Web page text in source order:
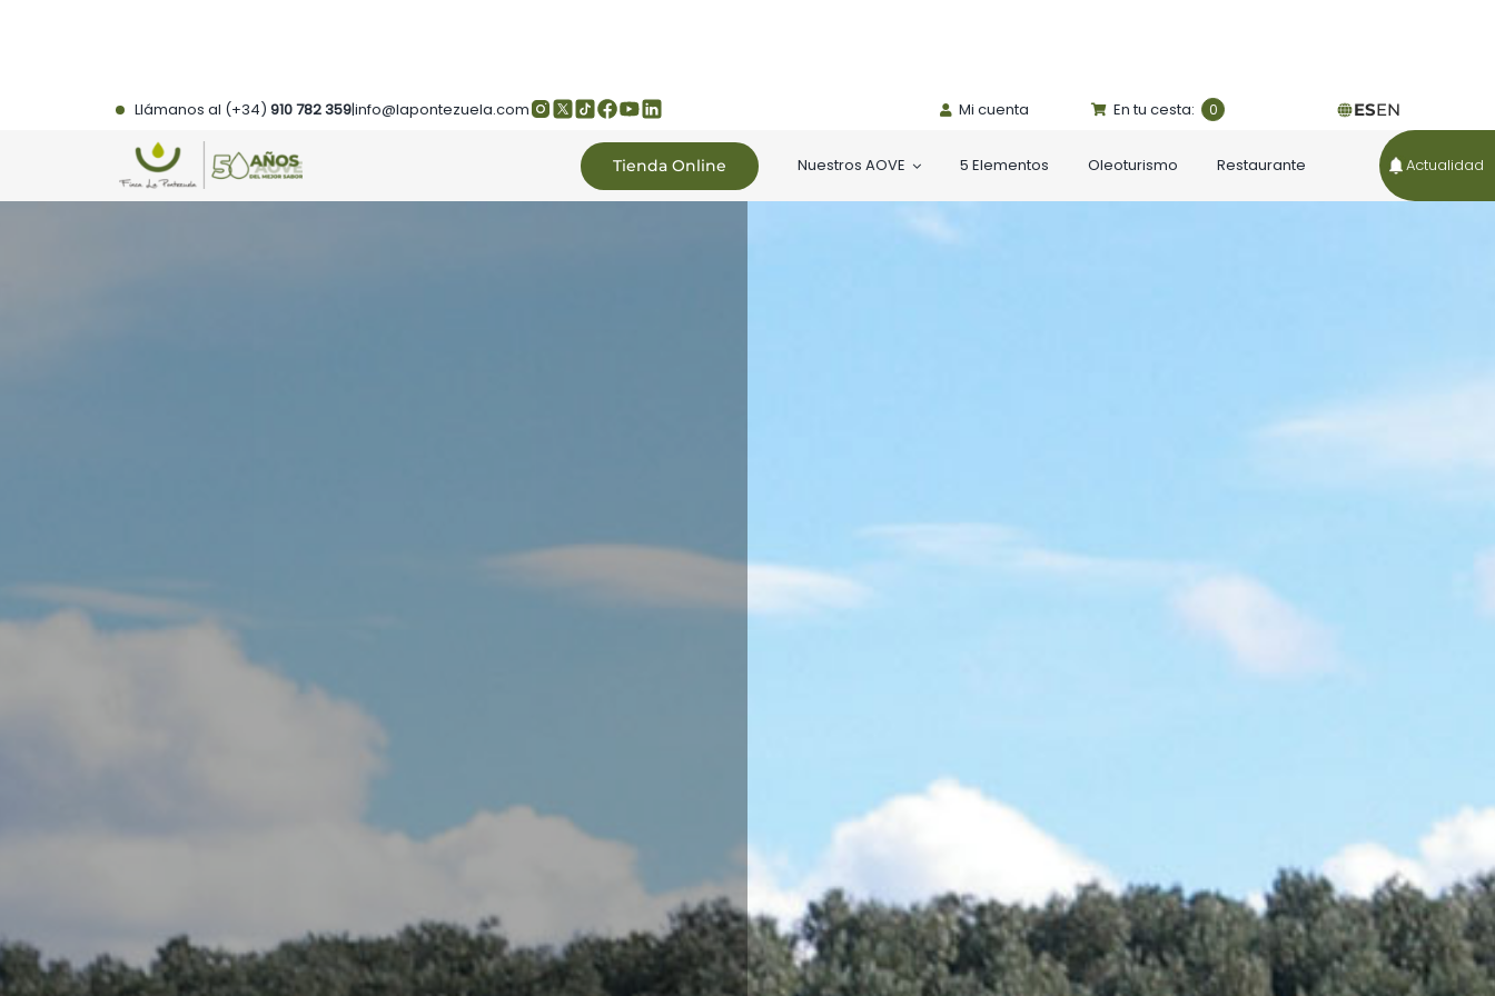
Llámanos al (+34) 910 782 359|info@lapontezuela.com Mi cuenta En tu cesta: 0 ESEN
Tienda Online Nuestros AOVE 5 Elementos Oleoturismo Restaurante Actualidad